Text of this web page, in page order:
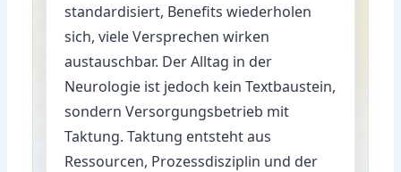
standardisiert, Benefits wiederholen
sich, viele Versprechen wirken
austauschbar. Der Alltag in der
Neurologie ist jedoch kein Textbaustein,
sondern Versorgungsbetrieb mit
Taktung. Taktung entsteht aus
Ressourcen, Prozessdisziplin und der